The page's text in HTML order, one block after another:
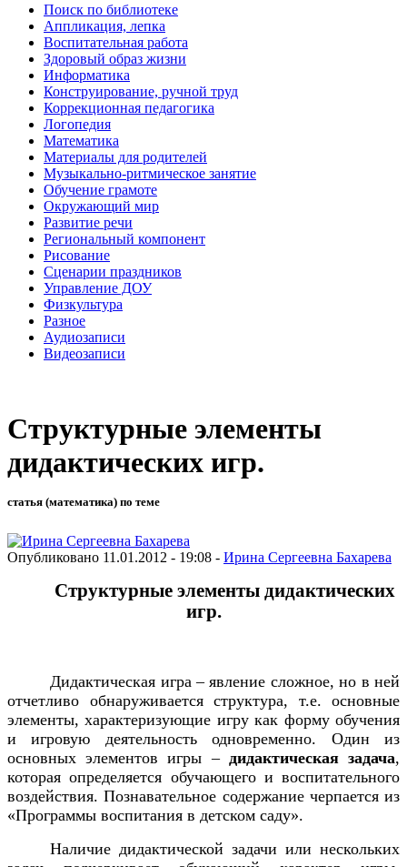
Поиск по библиотеке
Аппликация, лепка
Воспитательная работа
Здоровый образ жизни
Информатика
Конструирование, ручной труд
Коррекционная педагогика
Логопедия
Математика
Материалы для родителей
Музыкально-ритмическое занятие
Обучение грамоте
Окружающий мир
Развитие речи
Региональный компонент
Рисование
Сценарии праздников
Управление ДОУ
Физкультура
Разное
Аудиозаписи
Видеозаписи
Структурные элементы
дидактических игр.
статья (математика) по теме
Опубликовано 11.01.2012 - 19:08 - Ирина Сергеевна Бахаревa
Структурные элементы дидактических
игр.
Дидактическая игра – явление сложное, но в ней
отчетливо обнаруживается структура, т.е. основные
элементы, характеризующие игру как форму обучения
и игровую деятельность одновременно. Один из
основных элементов игры – дидактическая задача,
которая определяется обучающего и воспитательного
воздействия. Познавательное содержание черпается из
«Программы воспитания в детском саду».
Наличие дидактической задачи или нескольких